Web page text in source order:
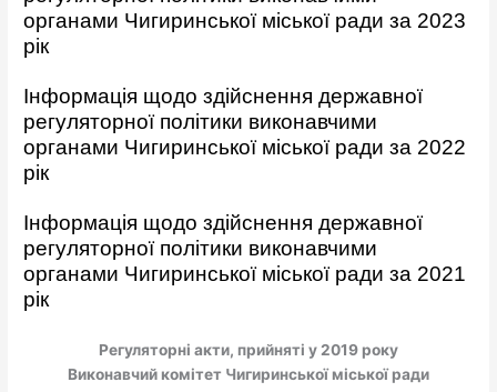
органами Чигиринської міської ради за 2023
рік
Інформація щодо здійснення державної
регуляторної політики виконавчими
органами Чигиринської міської ради за 2022
рік
Інформація щодо здійснення державної
регуляторної політики виконавчими
органами Чигиринської міської ради за 2021
рік
Регуляторні акти, прийняті у 2019 року
Виконавчий комітет Чигиринської міської ради